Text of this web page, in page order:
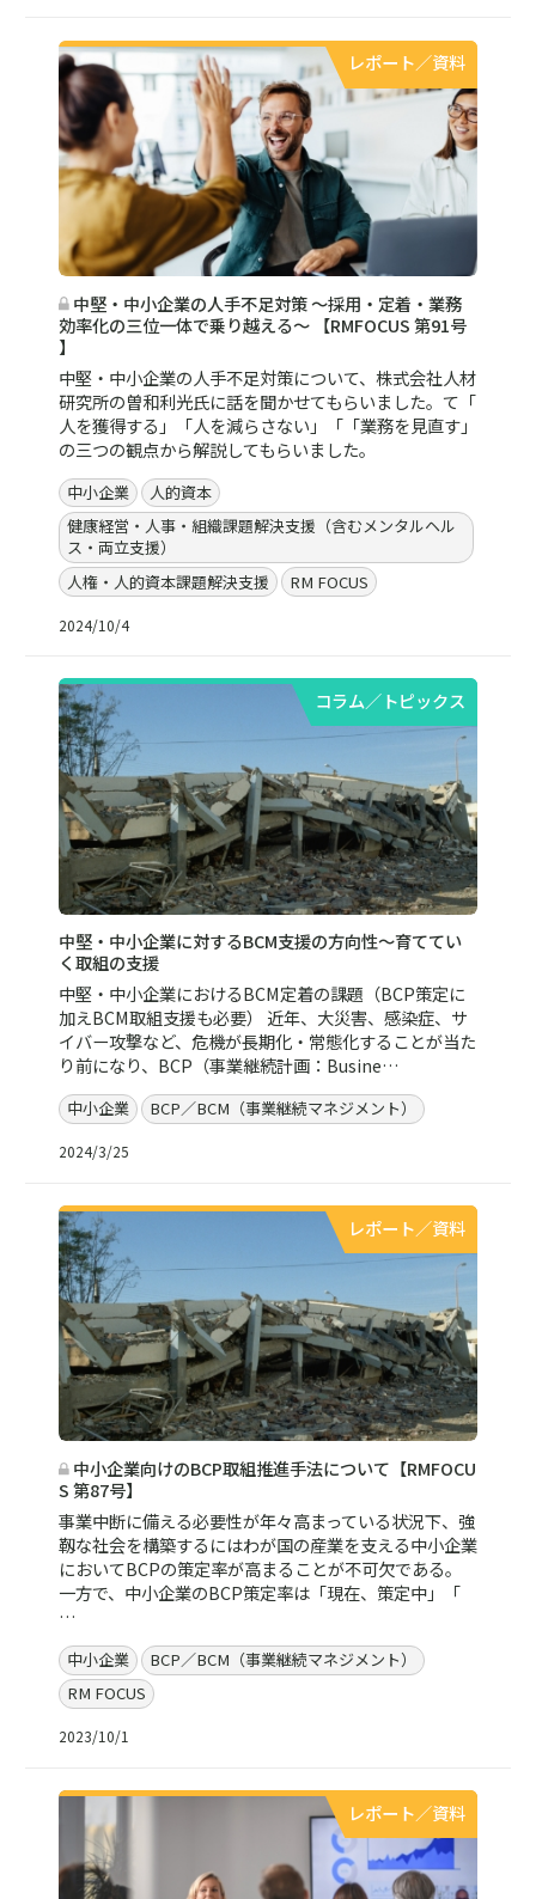
レポート／資料
中堅・中小企業の人手不足対策 ～採用・定着・業務
効率化の三位一体で乗り越える～ 【RMFOCUS 第91号
】
中堅・中小企業の人手不足対策について、株式会社人材
研究所の曽和利光氏に話を聞かせてもらいました。て「
人を獲得する」「人を減らさない」「「業務を見直す」
の三つの観点から解説してもらいました。
中小企業
人的資本
健康経営・人事・組織課題解決支援（含むメンタルヘル
ス・両立支援）
人権・人的資本課題解決支援
RM FOCUS
2024/10/4
コラム／トピックス
中堅・中小企業に対するBCM支援の方向性～育ててい
く取組の支援
中堅・中小企業におけるBCM定着の課題（BCP策定に
加えBCM取組支援も必要） 近年、大災害、感染症、サ
イバー攻撃など、危機が長期化・常態化することが当た
り前になり、BCP（事業継続計画：Busine…
中小企業 BCP／BCM（事業継続マネジメント）
2024/3/25
レポート／資料
中小企業向けのBCP取組推進手法について【RMFOCU
S 第87号】
事業中断に備える必要性が年々高まっている状況下、強
靱な社会を構築するにはわが国の産業を支える中小企業
においてBCPの策定率が高まることが不可欠である。
一方で、中小企業のBCP策定率は「現在、策定中」「
…
中小企業
BCP／BCM（事業継続マネジメント）
RM FOCUS
2023/10/1
レポート／資料